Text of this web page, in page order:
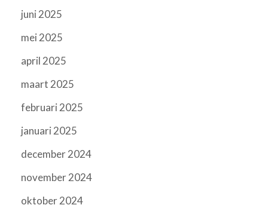
juni 2025
mei 2025
april 2025
maart 2025
februari 2025
januari 2025
december 2024
november 2024
oktober 2024